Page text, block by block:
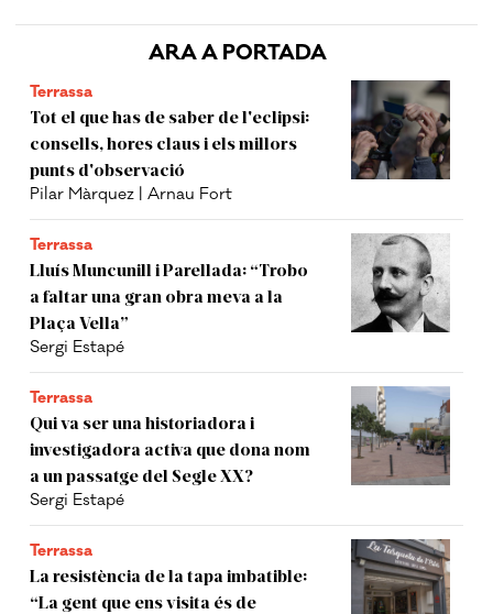
ARA A PORTADA
Terrassa
Tot el que has de saber de l'eclipsi:
consells, hores claus i els millors
punts d'observació
Pilar Màrquez | Arnau Fort
Terrassa
Lluís Muncunill i Parellada: “Trobo
a faltar una gran obra meva a la
Plaça Vella”
Sergi Estapé
Terrassa
Qui va ser una historiadora i
investigadora activa que dona nom
a un passatge del Segle XX?
Sergi Estapé
Terrassa
La resistència de la tapa imbatible:
“La gent que ens visita és de